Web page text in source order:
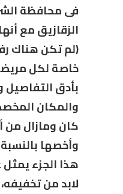
فى محافظة
الزقازيق مع
(لم تكن هناك
خاصة لكل
بأدق التفاصيل
والمكان
كان ومازال من
وأخصها
هذا الجزء
لابد من